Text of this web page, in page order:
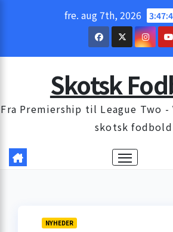
fre. aug 7th, 2026
Skotsk
Fra Premiership til League Two
skotsk fodbold
NYHEDER